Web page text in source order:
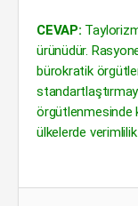
CEVAP:
ürünüdür.
bürokratik
örgütlenmesinde
ülkelerde